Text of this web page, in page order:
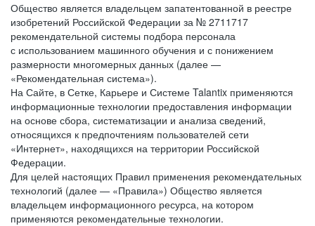
Общество является владельцем запатентованной в реестре
изобретений Российской Федерации за № 2711717
рекомендательной системы подбора персонала
с использованием машинного обучения и с понижением
размерности многомерных данных (далее —
«Рекомендательная система»).
На Сайте, в Сетке, Карьере и Системе Talantix применяются
информационные технологии предоставления информации
на основе сбора, систематизации и анализа сведений,
относящихся к предпочтениям пользователей сети
«Интернет», находящихся на территории Российской
Федерации.
Для целей настоящих Правил применения рекомендательных
технологий (далее — «Правила») Общество является
владельцем информационного ресурса, на котором
применяются рекомендательные технологии.